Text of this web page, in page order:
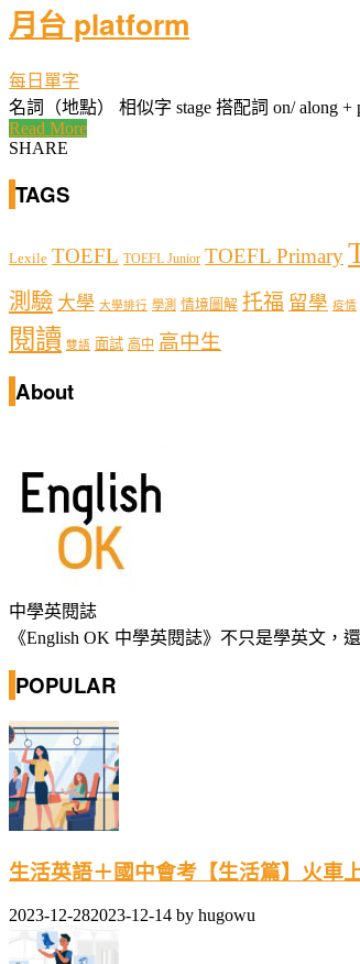
月台 platform
每日單字
名詞（地點） 相似字 stage 搭配詞 on/ along +
Read More
SHARE
TAGS
Lexile TOEFL TOEFL Junior TOEFL Primary
測驗 大學 大學排行 學測 情境圖解 托福 留學 疫情
閱讀 雙語 面試 高中 高中生
About
中學英閱誌
《English OK 中學英閱誌》不只是學英文
POPULAR
生活英語＋國中會考【生活篇】火車
2023-12-282023-12-14 by hugowu